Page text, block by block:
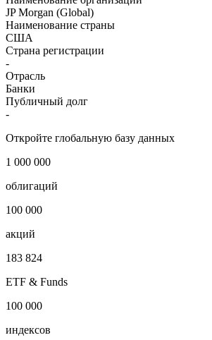
SWIFT
Наименование организации
Наименование страны
США
Страна регистрации
Банки
-
Откройте глобальную базу данных
1 000 000
облигаций
100 000
акций
183 824
ETF & Funds